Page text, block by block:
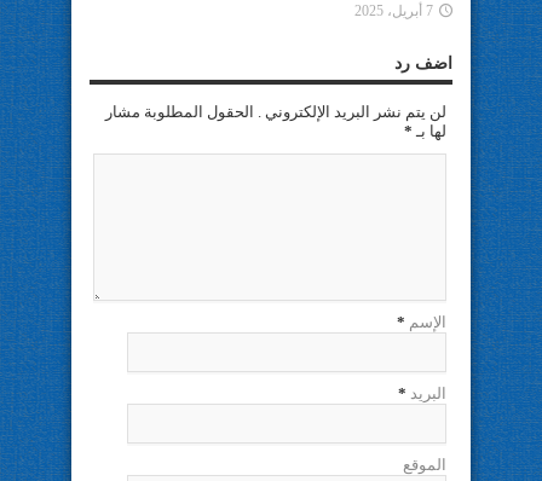
7 أبريل، 2025
اضف رد
لن يتم نشر البريد الإلكتروني . الحقول المطلوبة مشار
لها بـ *
الإسم *
البريد *
الموقع